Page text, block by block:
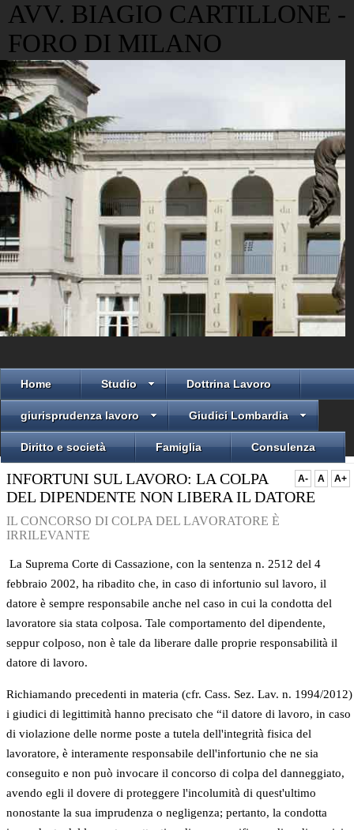
AVV. BIAGIO CARTILLONE -
FORO DI MILANO
Home Studio Dottrina Lavoro
giurisprudenza lavoro Giudici Lombardia
Diritto e società Famiglia Consulenza
A- A A+
INFORTUNI SUL LAVORO: LA COLPA
DEL DIPENDENTE NON LIBERA IL DATORE
IL CONCORSO DI COLPA DEL LAVORATORE È
IRRILEVANTE
La Suprema Corte di Cassazione, con la sentenza n. 2512 del 4
febbraio 2002, ha ribadito che, in caso di infortunio sul lavoro, il
datore è sempre responsabile anche nel caso in cui la condotta del
lavoratore sia stata colposa. Tale comportamento del dipendente,
seppur colposo, non è tale da liberare dalle proprie responsabilità il
datore di lavoro.
Richiamando precedenti in materia (cfr. Cass. Sez. Lav. n. 1994/2012)
i giudici di legittimità hanno precisato che “il datore di lavoro, in caso
di violazione delle norme poste a tutela dell'integrità fisica del
lavoratore, è interamente responsabile dell'infortunio che ne sia
conseguito e non può invocare il concorso di colpa del danneggiato,
avendo egli il dovere di proteggere l'incolumità di quest'ultimo
nonostante la sua imprudenza o negligenza; pertanto, la condotta